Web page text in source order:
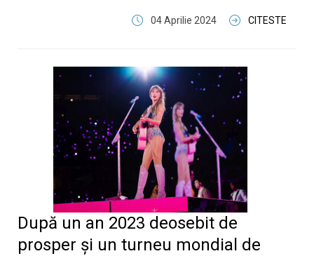
04 Aprilie 2024 CITESTE
După un an 2023 deosebit de
prosper şi un turneu mondial de